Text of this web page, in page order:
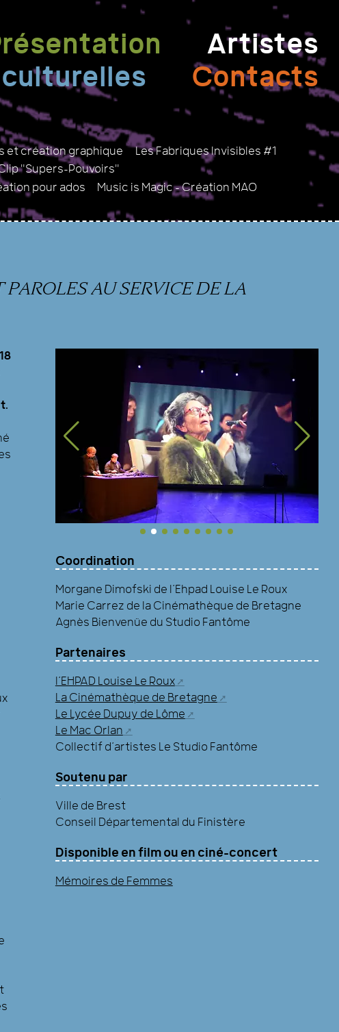
Artistes
Contacts
et création graphique
Les Fabriques Invisibles #1
"Supers-Pouvoirs"
pour ados
Music is Magic - Création MAO
AU SERVICE DE LA
Coordination
Morgane Dimofski de l’Ehpad Louise Le Roux
Marie Carrez de la Cinémathèque de Bretagne
Agnès Bienvenüe du Studio Fantôme
Partenaires
l’EHPAD Louise Le Roux
La Cinémathèque de Bretagne
Le Lycée Dupuy de Lôme
Le Mac Orlan
Collectif d’artistes Le Studio Fantôme
Soutenu par
Ville de Brest
Conseil Départemental du Finistère
Disponible en film ou en ciné-concert
Mémoires de Femmes